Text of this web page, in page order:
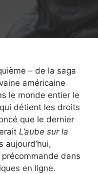
– de la saga
américaine
le monde entier le
détient les droits
que le dernier
L’aube sur la
aujourd’hui,
dans
en ligne.